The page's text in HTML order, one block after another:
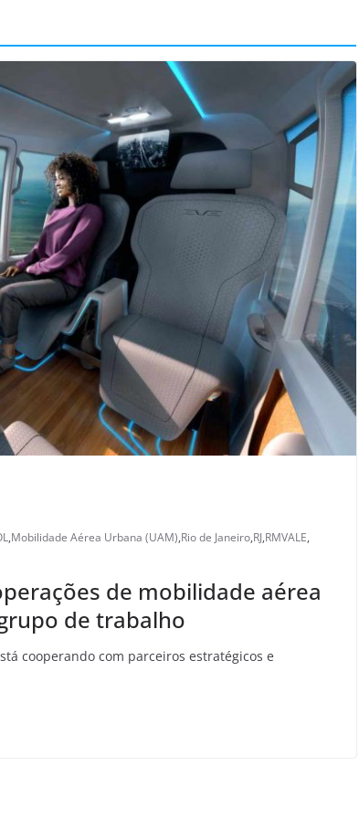
,Mobilidade Aérea Urbana (UAM),Rio de Janeiro,RJ,RMVALE,
de mobilidade aérea
de trabalho
cooperando com parceiros estratégicos e